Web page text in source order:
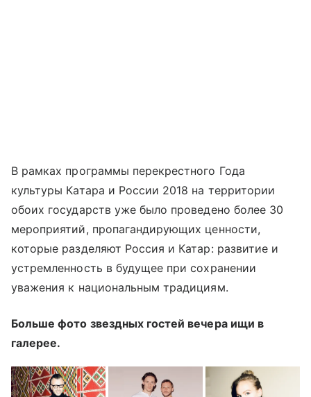
В рамках программы перекрестного Года
культуры Катара и России 2018 на территории
обоих государств уже было проведено более 30
мероприятий, пропагандирующих ценности,
которые разделяют Россия и Катар: развитие и
устремленность в будущее при сохранении
уважения к национальным традициям.
Больше фото звездных гостей вечера ищи в
галерее.